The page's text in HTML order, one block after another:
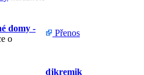
domy -
o
Přenos
djkremik